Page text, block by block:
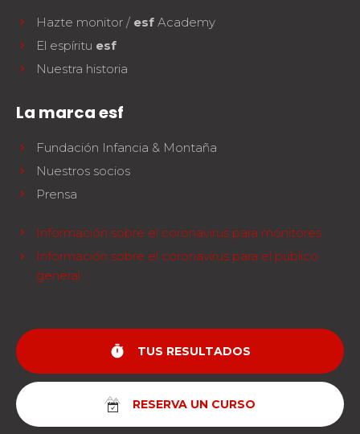
Hazte monitor / esf Academy
El espíritu esf
Nuestra historia
La marca esf
Fundación Infancia & Montaña
Nuestros socios
Prensa
Información sobre el coronavirus para monitores
Información sobre el coronavirus para el público
general
timer TUS RESULTADOS
RESERVA UN CURSO